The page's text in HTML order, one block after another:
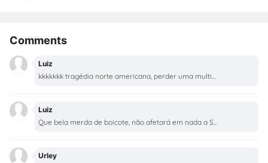
Comments
Luiz
kkkkkkk tragédia norte americana, perder uma multi...
Luiz
Que bela merda de boicote, não afetará em nada a S...
Urley